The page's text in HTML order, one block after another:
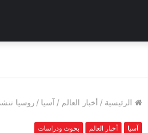
الرئيسية / أخبار العالم / آسيا / روسيا تنشر منظومة
آسيا أخبار العالم بحوث ودراسات